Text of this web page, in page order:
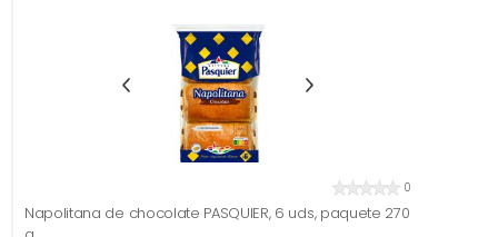
0
Napolitana de chocolate PASQUIER, 6 uds, paquete 270